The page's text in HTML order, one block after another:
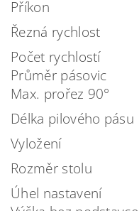
Příkon
Řezná rychlost
Počet rychlostí
Průměr pásovic
Max. prořez 90°
Délka pilového pásu
Vyložení
Rozměr stolu
Úhel nastavení